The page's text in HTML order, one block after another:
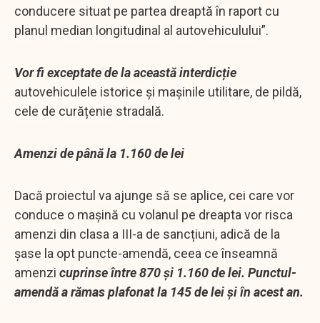
conducere situat pe partea dreaptă în raport cu
planul median longitudinal al autovehiculului”.
Vor fi exceptate de la această interdicție
autovehiculele istorice și mașinile utilitare, de pildă,
cele de curățenie stradală.
Amenzi de până la 1.160 de lei
Dacă proiectul va ajunge să se aplice, cei care vor
conduce o mașină cu volanul pe dreapta vor risca
amenzi din clasa a III-a de sancțiuni, adică de la
șase la opt puncte-amendă, ceea ce înseamnă
amenzi cuprinse între 870 și 1.160 de lei. Punctul-
amendă a rămas plafonat la 145 de lei și în acest an.